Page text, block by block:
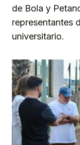
de Bola y
representantes
universitario.